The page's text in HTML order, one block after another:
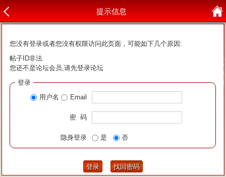
提示信息
您没有登录或者您没有权限访问此页面，可能如下几个原因:
帖子ID非法
您还不是论坛会员,请先登录论坛
登录
用户名
Email
密 码
隐身登录 是 否